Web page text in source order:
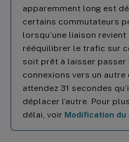
apparemment long est
certains commutateurs
lorsqu’une liaison
rééquilibrer le trafic sur
soit prêt à laisser passer
connexions vers un
attendez 31 secondes
déplacer l’autre. Pour
délai, voir Modification